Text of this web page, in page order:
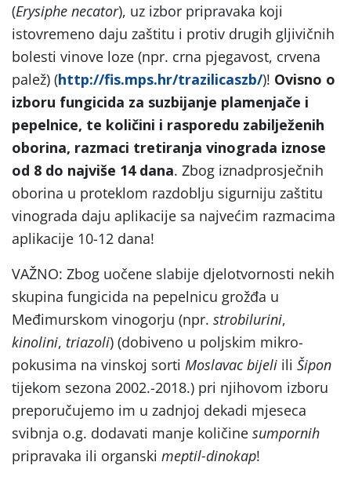
(Erysiphe necator), uz izbor pripravaka koji
istovremeno daju zaštitu i protiv drugih gljivičnih
bolesti vinove loze (npr. crna pjegavost, crvena
palež) (http://fis.mps.hr/trazilicaszb/)! Ovisno o
izboru fungicida za suzbijanje plamenjače i
pepelnice, te količini i rasporedu zabilježenih
oborina, razmaci tretiranja vinograda iznose
od 8 do najviše 14 dana. Zbog iznadprosječnih
oborina u proteklom razdoblju sigurniju zaštitu
vinograda daju aplikacije sa najvećim razmacima
aplikacije 10-12 dana!
VAŽNO: Zbog uočene slabije djelotvornosti nekih
skupina fungicida na pepelnicu grožđa u
Međimurskom vinogorju (npr. strobilurini,
kinolini, triazoli) (dobiveno u poljskim mikro-
pokusima na vinskoj sorti Moslavac bijeli ili Šipon
tijekom sezona 2002.-2018.) pri njihovom izboru
preporučujemo im u zadnjoj dekadi mjeseca
svibnja o.g. dodavati manje količine sumpornih
pripravaka ili organski meptil-dinokap!